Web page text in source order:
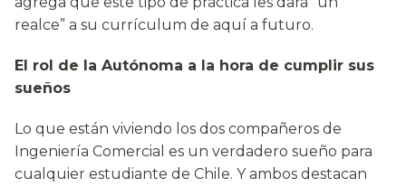
realce” a su currículum de aquí a futuro.
El rol de la Autónoma a la hora de cumplir sus
sueños
Lo que están viviendo los dos compañeros de
Ingeniería Comercial es un verdadero sueño para
cualquier estudiante de Chile. Y ambos destacan